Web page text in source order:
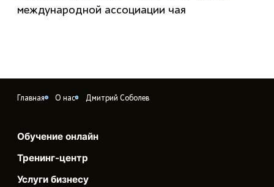
международной ассоциации чая
Главная О нас Дмитрий Соболев
Обучение онлайн
Тренинг-центр
Услуги бизнесу